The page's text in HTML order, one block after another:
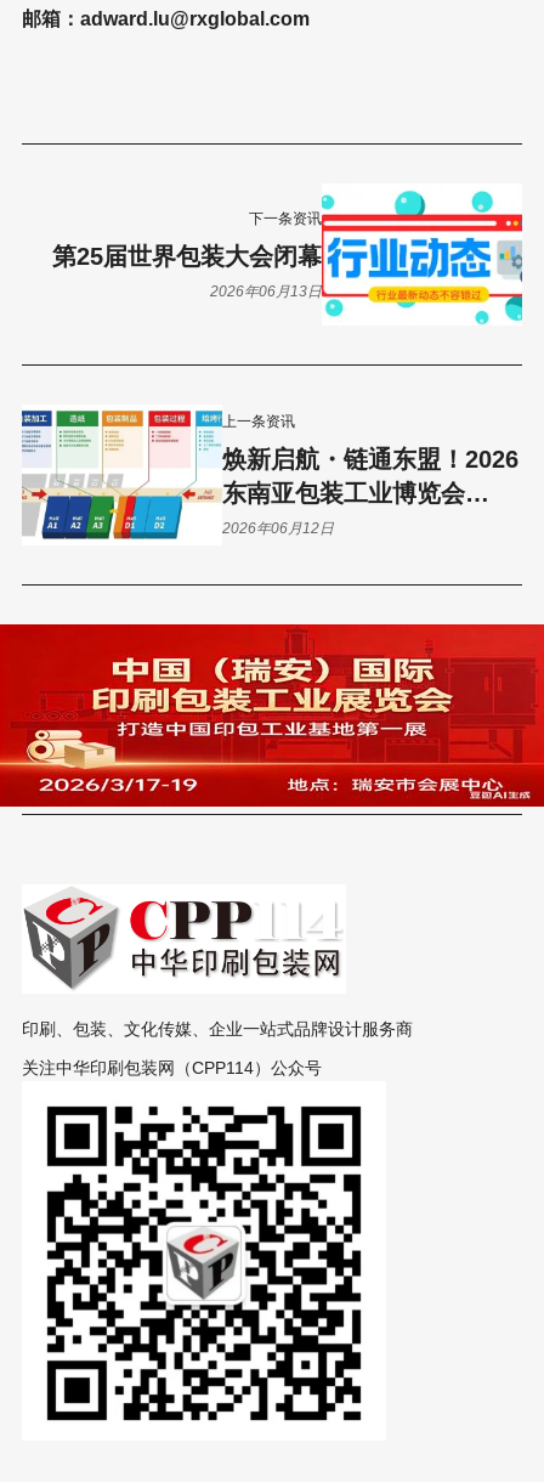
邮箱：adward.lu@rxglobal.com
上一条资讯
焕新启航・链通东盟！2026
东南亚包装工业博览会
（WEPSEA）重磅升级
2026年06月12日
下一条资讯
第25届世界包装大会闭幕
2026年06月13日
印刷、包装、文化传媒、企业一站式品牌设计服务商
关注中华印刷包装网（CPP114）公众号